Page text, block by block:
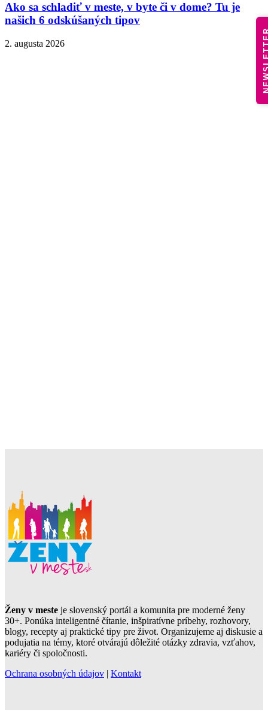
Ako sa schladiť v meste, v byte či v dome? Tu je
našich 6 odskúšaných tipov
2. augusta 2026
Ženy v meste je slovenský portál a komunita pre moderné ženy
30+. Ponúka inteligentné čítanie, inšpiratívne príbehy, rozhovory,
blogy, recepty aj praktické tipy pre život. Organizujeme aj diskusie a
podujatia na témy, ktoré otvárajú dôležité otázky zdravia, vzťahov,
kariéry či spoločnosti.
Ochrana osobných údajov | Kontakt